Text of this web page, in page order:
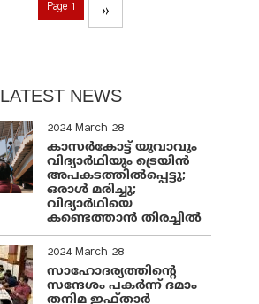
Page 1 ››
LATEST NEWS
2024 March 28
കാസർകോട്ട് യുവാവും
വിദ്യാർഥിയും ട്രെയിൻ
അപകടത്തിൽപ്പെട്ടു;
ഒരാൾ മരിച്ചു;
വിദ്യാർഥിയെ
കണ്ടെത്താൻ തിരച്ചിൽ
2024 March 28
സാഹോദര്യത്തിന്റെ
സന്ദേശം പകർന്ന് ദമാം
തനിമ ഇഫ്‌താർ